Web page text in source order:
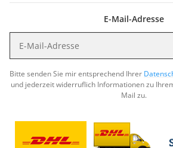
E-Mail-Adresse
Bitte senden Sie mir entsprechend Ihrer
und jederzeit widerruflich Informationen zu
Mail zu.